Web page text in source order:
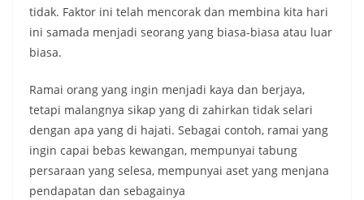
tidak. Faktor ini telah mencorak dan membina kita hari
ini samada menjadi seorang yang biasa-biasa atau luar
biasa.
Ramai orang yang ingin menjadi kaya dan berjaya,
tetapi malangnya sikap yang di zahirkan tidak selari
dengan apa yang di hajati. Sebagai contoh, ramai yang
ingin capai bebas kewangan, mempunyai tabung
persaraan yang selesa, mempunyai aset yang menjana
pendapatan dan sebagainya